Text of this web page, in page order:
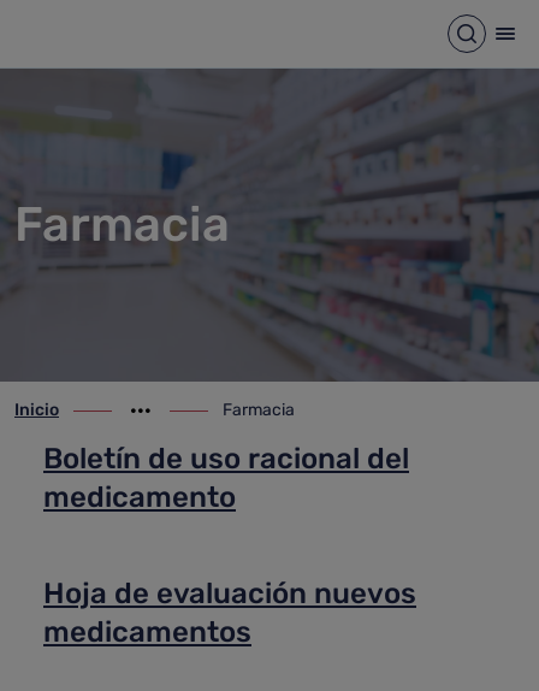
Abrir
Farmacia
ir-a inicio
Inicio
Mostrar opciones del camino de migas
ir-a Farmacia
Farmacia
Boletín de uso racional del
medicamento
Hoja de evaluación nuevos
medicamentos